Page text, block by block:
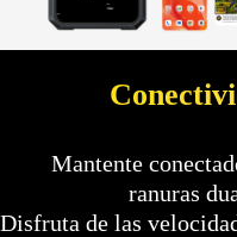
Mantente
ranuras
Disfruta de las